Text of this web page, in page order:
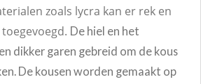
zoals lycra kan er rek en
De hiel en het
dikker garen gebreid om de kous
De kousen worden gemaakt op